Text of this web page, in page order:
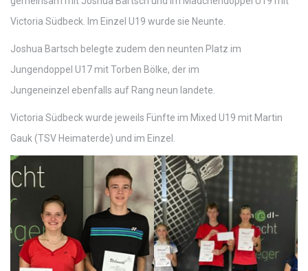
Victoria Südbeck. Im Einzel U19 wurde sie Neunte.
Joshua Bartsch belegte zudem den neunten Platz im
Jungendoppel U17 mit Torben Bölke, der im
Jungeneinzel ebenfalls auf Rang neun landete.
Victoria Südbeck wurde jeweils Fünfte im Mixed U19 mit Martin
Gauk (TSV Heimaterde) und im Einzel.